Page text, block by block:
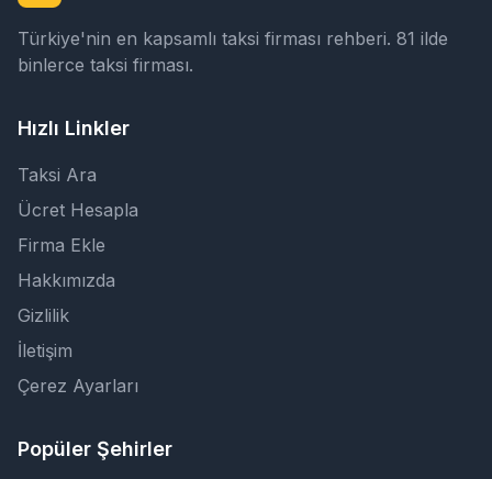
Türkiye'nin en kapsamlı taksi firması rehberi. 81 ilde
binlerce taksi firması.
Hızlı Linkler
Taksi Ara
Ücret Hesapla
Firma Ekle
Hakkımızda
Gizlilik
İletişim
Çerez Ayarları
Popüler Şehirler